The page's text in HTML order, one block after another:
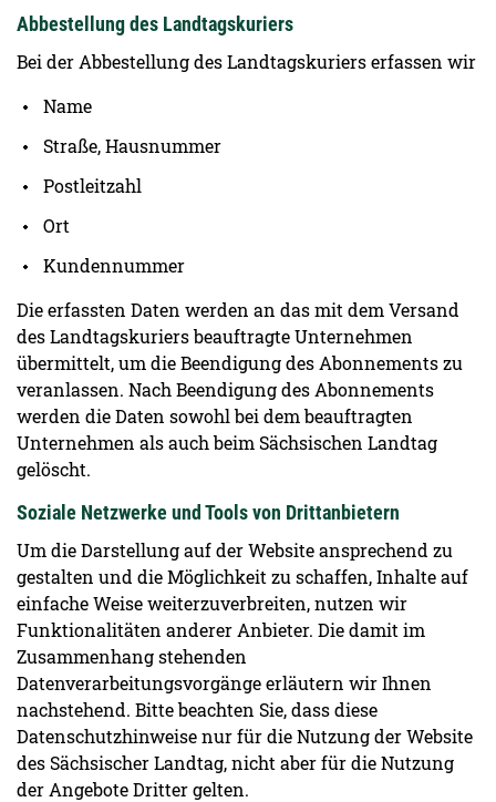
Abbestellung des Landtagskuriers
Bei der Abbestellung des Landtagskuriers erfassen wir
Name
Straße, Hausnummer
Postleitzahl
Ort
Kundennummer
Die erfassten Daten werden an das mit dem Versand
des Landtagskuriers beauftragte Unternehmen
übermittelt, um die Beendigung des Abonnements zu
veranlassen. Nach Beendigung des Abonnements
werden die Daten sowohl bei dem beauftragten
Unternehmen als auch beim Sächsischen Landtag
gelöscht.
Soziale Netzwerke und Tools von Drittanbietern
Um die Darstellung auf der Website ansprechend zu
gestalten und die Möglichkeit zu schaffen, Inhalte auf
einfache Weise weiterzuverbreiten, nutzen wir
Funktionalitäten anderer Anbieter. Die damit im
Zusammenhang stehenden
Datenverarbeitungsvorgänge erläutern wir Ihnen
nachstehend. Bitte beachten Sie, dass diese
Datenschutzhinweise nur für die Nutzung der Website
des Sächsischer Landtag, nicht aber für die Nutzung
der Angebote Dritter gelten.